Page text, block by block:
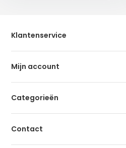
Klantenservice
Mijn account
Categorieën
Contact